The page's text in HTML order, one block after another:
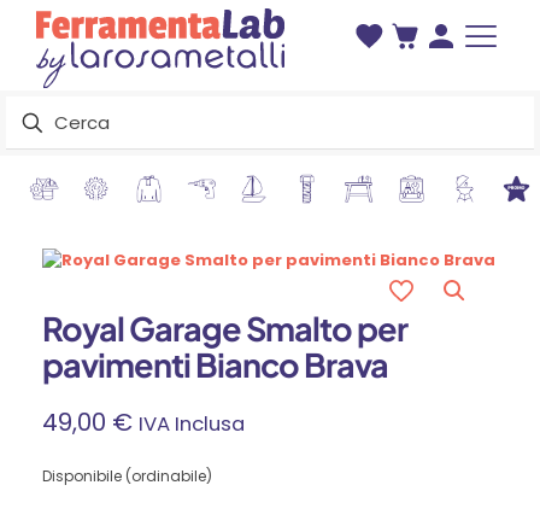
Royal Garage Smalto per
pavimenti Bianco Brava
49,00 € IVA Inclusa
Disponibile (ordinabile)